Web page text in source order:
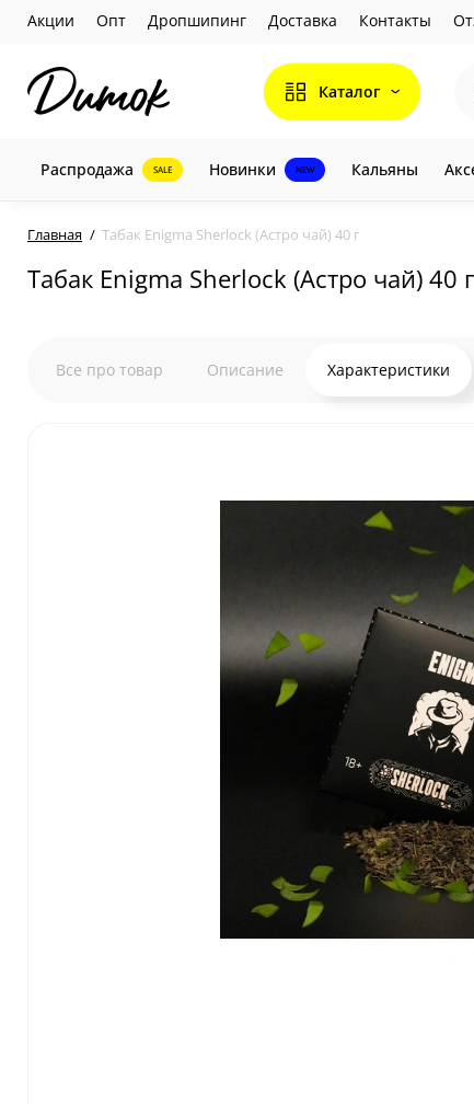
Акции Опт Дропшипинг Доставка Контакты
Каталог
Распродажа SALE Новинки NEW Кальяны
Главная Табак Enigma Sherlock (Астро чай) 40 г
Табак Enigma Sherlock (Астро чай) 40 г
Все про товар Описание Характеристики